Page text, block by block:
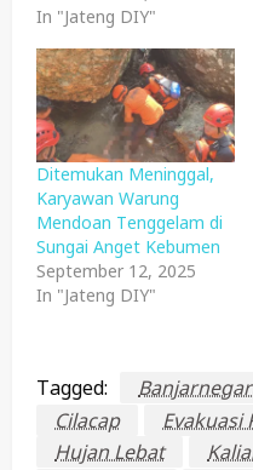
In "Jateng DIY"
Ditemukan Meninggal,
Karyawan Warung
Mendoan Tenggelam di
Sungai Anget Kebumen
September 12, 2025
In "Jateng DIY"
Tagged:
Cilacap
Evakuasi
Hujan Lebat